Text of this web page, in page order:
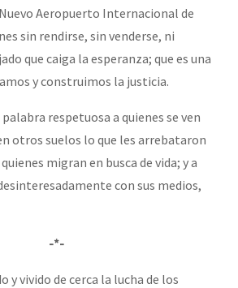
Aeropuerto Internacional de
sin rendirse, sin venderse, ni
que caiga la esperanza; que es una
y construimos la justicia.
respetuosa a quienes se ven
otros suelos lo que les arrebataron
migran en busca de vida; y a
con sus medios,
-*-
y vivido de cerca la lucha de los